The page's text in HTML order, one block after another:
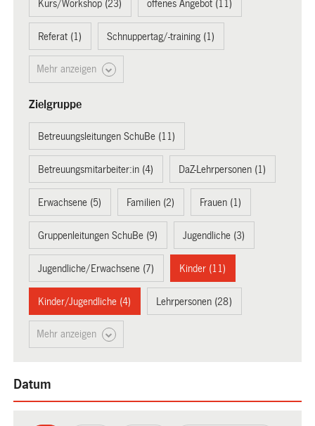
Kurs/Workshop (23) offenes Angebot (11)
Referat (1) Schnuppertag/-training (1)
Mehr anzeigen
Zielgruppe
Betreuungsleitungen SchuBe (11)
Betreuungsmitarbeiter:in (4) DaZ-Lehrpersonen (1)
Erwachsene (5) Familien (2) Frauen (1)
Gruppenleitungen SchuBe (9) Jugendliche (3)
Jugendliche/Erwachsene (7) Kinder (11)
Kinder/Jugendliche (4) Lehrpersonen (28)
Mehr anzeigen
Datum